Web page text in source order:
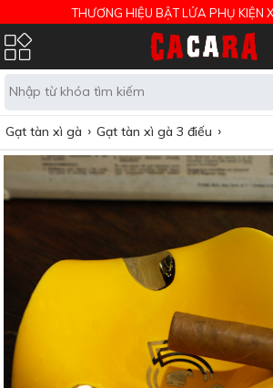
THƯƠNG HIỆU BẬT LỬA PHỤ KIỆN
Gạt tàn xì gà Gạt tàn xì gà 3 điếu